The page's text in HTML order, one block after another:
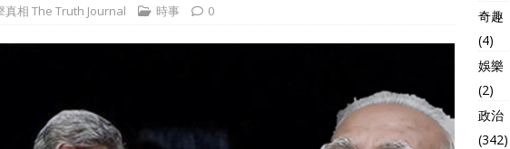
真相 The Truth Journal 時事 0
奇趣
(4)
娛樂
(2)
政治
(342)